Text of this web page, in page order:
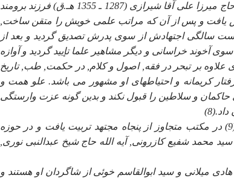
يكى از شخصيت هايى كه شيخ محمد حسين محضرش را دريافت آيه الله حاج ميرزا على آقا شيرازى (1287 ـ 1355 هـ.ق) فرزند برومند
يافت و پس از آن كه مراتب علمى خويش را متقن ساخت,
سالگى اجتهادش از سوى پدرش تصديق گرديد و بعد از
آخوند خراسانى و ديگر مشاهير علما تإييد گرديد و آوازه
بر تبحر در فقه, اصول و كلام, در حكمت, طب, تاريخ
كريمانه و احتياطهاى او مشهور مى باشد. علو همت و
و سلاطين را قبول نكند و بدين گونه عزت وارستگى
سيد محسن امين خاطر نشان مى نمايد مرحوم ميرزا على آقا شيرازى(9) در مكتب متجاوز از پنجاه مجتهد تربيت يافت و در حوزه
محمد شفيع كازرونى, آيه الله حاج شيخ عبدالنبى نورى,
ميلانى و سيد ابوالقاسم خوئى از شاگردان او هستند و